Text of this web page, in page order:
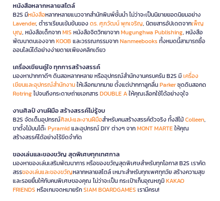
หนังสือหลากหลายสไตล์
B2S มีหนังสือหลากหลายแนวจากสำนักพิมพ์ชั้นนำ ไม่ว่าจะเป็นนิยายยอดนิยมอย่าง
Lavender, ตำราเรียนเข้มข้นของดร. ศุภวัฒน์ พุกเจริญ, นิตยสารอัปเดตจากเพ็ญ
บุญ, หนังสือเด็กจากMIS หนังสือจิตวิทยาจากMugunghwa Publishing, หนังสือ
พัฒนาตนเองจากKOOB และวรรณกรรมจากNanmeebooks ทั้งหมดนี้สามารถซื้อ
ออนไลน์ได้อย่างง่ายดายเพียงคลิกเดียว
เครื่องเขียนคู่ใจ ทุกการสร้างสรรค์
มองหาปากกาดีๆ ดินสอหลากหลาย หรืออุปกรณ์สำนักงานครบครัน B2S มีเครื่อง
เขียนและอุปกรณ์สำนักงานให้เลือกมากมาย ตั้งแต่ปากกาลูกลื่นParkerชุดดินสอกด
Rotringไปจนถึงกระดาษถ่ายเอกสารDOUBLE Aให้คุณเลือกใช้ได้อย่างจุใจ
งานศิลป์ งานฝีมือ สร้างสรรค์ไม่รู้จบ
B2S จัดเต็มอุปกรณ์ศิลปะและงานฝีมือสำหรับคนสร้างสรรค์ตัวจริง ทั้งสีไม้Colleen,
ขาตั้งไม้บนโต๊ะPyramidและอุปกรณ์ DIY ต่างๆ จากMONT MARTEให้คุณ
สร้างสรรค์ได้อย่างไร้ขีดจำกัด
ของเล่นและของขวัญ สุดพิเศษทุกเทศกาล
มองหาของเล่นเสริมพัฒนาการ หรือของขวัญสุดพิเศษสำหรับทุกโอกาส B2S เราคัด
สรรของเล่นและของขวัญหลากหลายสไตล์ เหมาะสำหรับทุกเพศทุกวัย สร้างความสุข
และรอยยิ้มให้กับคนพิเศษของคุณ ไม่ว่าจะเป็น กระเป๋าเก็บอุณหภูมิKAKAO
FRIENDS หรือเกมจดหมายรักSIAM BOARDGAMES เรามีครบ!